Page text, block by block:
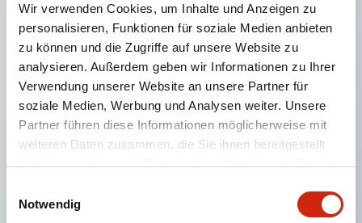
Wir verwenden Cookies, um Inhalte und Anzeigen zu
personalisieren, Funktionen für soziale Medien anbieten
zu können und die Zugriffe auf unsere Website zu
analysieren. Außerdem geben wir Informationen zu Ihrer
Verwendung unserer Website an unsere Partner für
soziale Medien, Werbung und Analysen weiter. Unsere
Partner führen diese Informationen möglicherweise mit
weiteren Daten zusammen, die Sie ihnen bereitgestellt
haben oder die sie im Rahmen Ihrer Nutzung der Dienste
Notwendig
DPDT-Modell
RY-Serie goldbeschichtete Kontakte Standard
Klingen-Steckverbinder oder
Leiterplattenanschlüsse
Optionen umfassen Kontrollleuchte, Prüftaste und
Fassung